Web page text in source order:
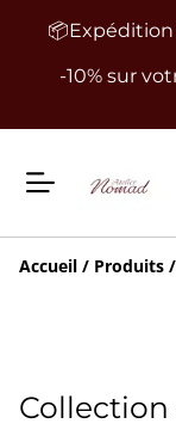
📦Expédition
-10% sur
Accueil / Produits /
Collection